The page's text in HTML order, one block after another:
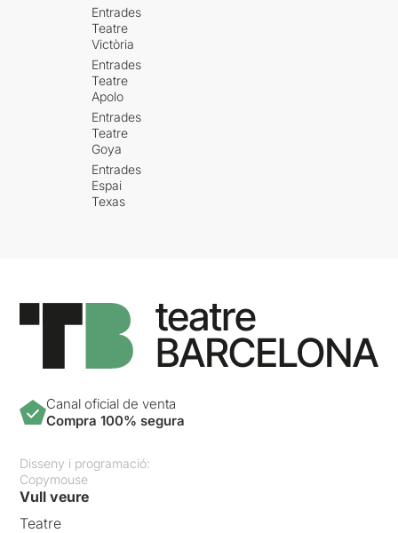
Entrades
Teatre
Victòria
Entrades
Teatre
Apolo
Entrades
Teatre
Goya
Entrades
Espai
Texas
Canal oficial de venta
Compra 100% segura
Disseny i programació:
Copymouse
Vull veure
Teatre